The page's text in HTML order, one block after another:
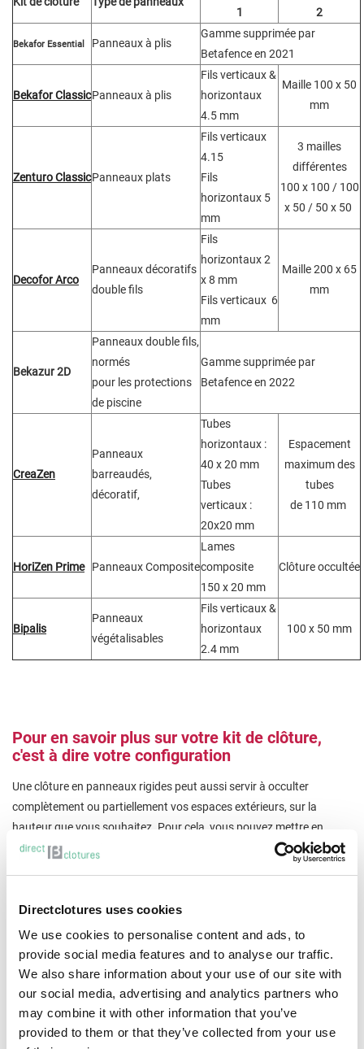
Directclotures uses cookies
We use cookies to personalise content and ads, to
provide social media features and to analyse our traffic.
We also share information about your use of our site with
our social media, advertising and analytics partners who
may combine it with other information that you’ve
provided to them or that they’ve collected from your use
1
2
Bekafor Essential Panneaux à plis
Gamme supprimée par
Betafence en 2021
Bekafor ClassicPanneaux à plis
Fils verticaux &
horizontaux
4.5 mm
Maille 100 x 50
mm
Zenturo ClassicPanneaux plats
Fils verticaux
4.15
Fils
horizontaux 5
mm
3 mailles
différentes
100 x 100 / 100
x 50 / 50 x 50
Decofor Arco
Panneaux décoratifs
double fils
Fils
horizontaux 2
x 8 mm
Fils verticaux 6
mm
Maille200 x 65
mm
Bekazur 2D
Panneaux double fils,
normés
pour les protections
de piscine
Gamme supprimée par
Betafence en 2022
CreaZen
Panneaux
barreaudés,
décoratif,
Tubes
horizontaux :
40 x 20 mm
Tubes
verticaux :
20x20 mm
Espacement
maximum des
tubes
de 110 mm
HoriZen Prime Panneaux Composite
Lames
composite
150 x 20 mm
Clôture occultée
Bipalis
Panneaux
végétalisables
Fils verticaux &
horizontaux
2.4 mm
100 x 50 mm
Pour en savoir plus sur votre kit de clôture,
c'est à dire votre configuration
Une clôture en panneaux rigides peut aussi servir à occulter
complètement ou partiellement vos espaces extérieurs, sur la
hauteur que vous souhaitez. Pour cela, vous pouvez mettre en
place un
claustra extérieur ou des panneaux semi-occultants.
Vous pouvez aussi composer d'autres kit avec nos barreaudage
spécialement étudiée pour assurer la sécurité autour de votre
piscine…
Une installation simple et rapide
Direct Clôtures vous propose ainsi tous ces kits en panneaux créés